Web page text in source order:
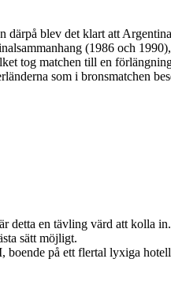
blev det klart att
(1986 och
tog matchen till en
som i bronsmatchen
detta en tävling värd att kolla
sätt möjligt.
på ett flertal lyxiga